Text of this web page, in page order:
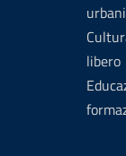
libero